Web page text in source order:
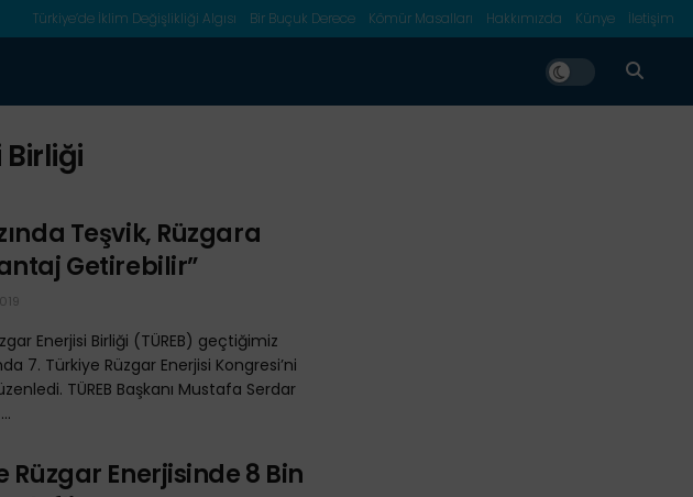
Türkiye’de İklim Değişlikliği Algısı Bir Buçuk Derece Kömür Masalları Hakkımızda Künye İletişim
Birliği
Teşvik, Rüzgara
Getirebilir”
Enerjisi Birliği (TÜREB) geçtiğimiz
7. Türkiye Rüzgar Enerjisi Kongresi’ni
TÜREB Başkanı Mustafa Serdar
Rüzgar Enerjisinde 8 Bin